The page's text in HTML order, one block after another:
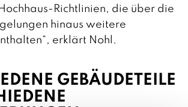
Richtlinien, die über die
hinaus weitere
erklärt Nohl.
GEBÄUDETEILE